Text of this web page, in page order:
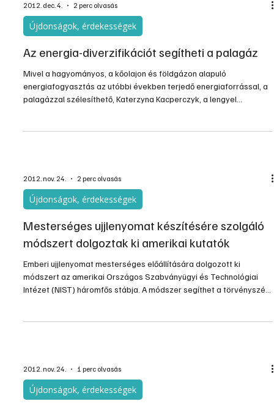
rá, hogy egy alkalmazás révén minden órában
2012. dec. 4. 2 perc olvasás
Újdonságok, érdekességek
Az energia-diverzifikációt segítheti a palagáz
Mivel a hagyományos, a kőolajon és földgázon alapuló
energiafogyasztás az utóbbi években terjedő energiaforrással, a
palagázzal szélesíthető, Katerzyna Kacperczyk, a lengyel
2012. nov. 24. 2 perc olvasás
Újdonságok, érdekességek
Mesterséges ujjlenyomat készítésére szolgáló
módszert dolgoztak ki amerikai kutatók
Emberi ujjlenyomat mesterséges előállítására dolgozott ki
módszert az amerikai Országos Szabványügyi és Technológiai
Intézet (NIST) háromfős stábja. A módszer segíthet a törvényszéki
2012. nov. 24. 1 perc olvasás
Újdonságok, érdekességek